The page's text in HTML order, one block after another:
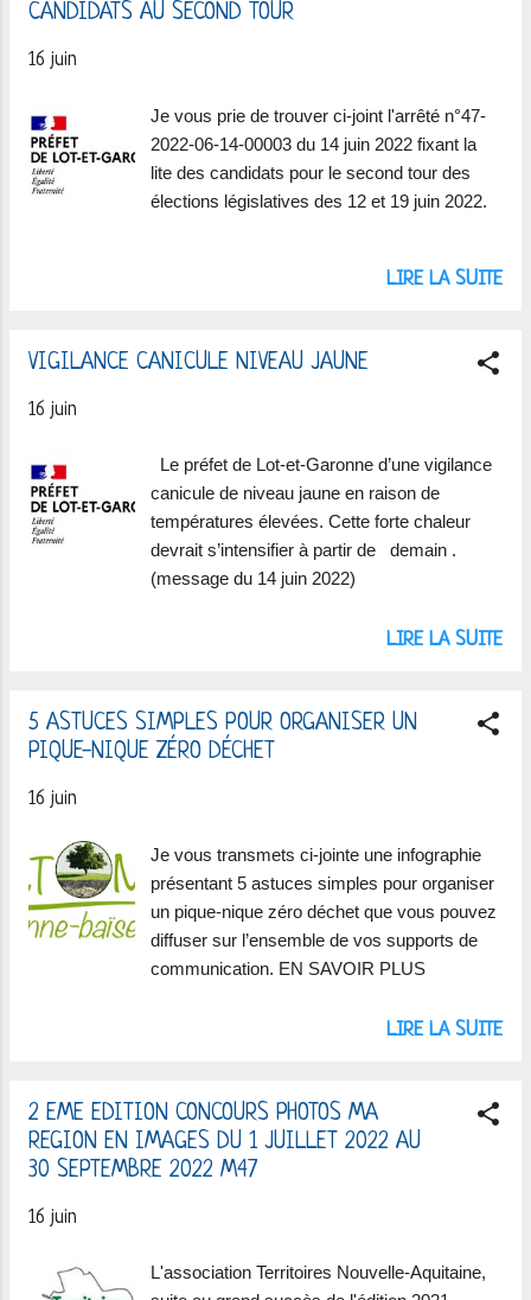
CANDIDATS AU SECOND TOUR
16 juin
Je vous prie de trouver ci-joint l'arrêté n°47-
2022-06-14-00003 du 14 juin 2022 fixant la
lite des candidats pour le second tour des
élections législatives des 12 et 19 juin 2022.
LIRE LA SUITE
VIGILANCE CANICULE NIVEAU JAUNE
16 juin
Le préfet de Lot-et-Garonne d’une vigilance
canicule de niveau jaune en raison de
températures élevées. Cette forte chaleur
devrait s’intensifier à partir de demain .
(message du 14 juin 2022)
LIRE LA SUITE
5 ASTUCES SIMPLES POUR ORGANISER UN
PIQUE-NIQUE ZÉRO DÉCHET
16 juin
Je vous transmets ci-jointe une infographie
présentant 5 astuces simples pour organiser
un pique-nique zéro déchet que vous pouvez
diffuser sur l’ensemble de vos supports de
communication. EN SAVOIR PLUS
LIRE LA SUITE
2 EME EDITION CONCOURS PHOTOS MA
REGION EN IMAGES DU 1 JUILLET 2022 AU
30 SEPTEMBRE 2022 M47
16 juin
L'association Territoires Nouvelle-Aquitaine,